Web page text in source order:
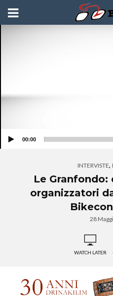
00:00
INTERVISTE,
Le
organizzatori
28
WATCH LATER